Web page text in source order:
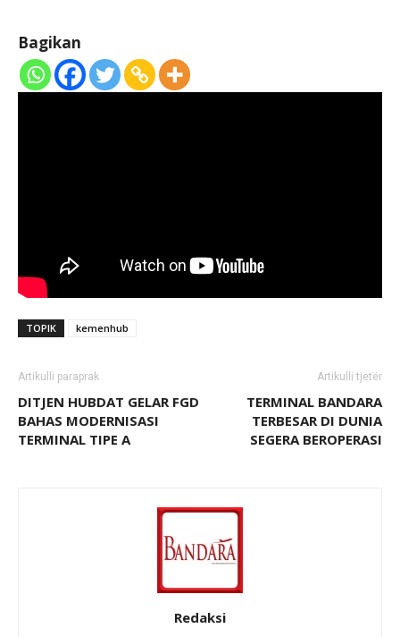
Bagikan
TOPIK kemenhub
Artikulli paraprak
DITJEN HUBDAT GELAR FGD
BAHAS MODERNISASI
TERMINAL TIPE A
Artikulli tjetër
TERMINAL BANDARA
TERBESAR DI DUNIA
SEGERA BEROPERASI
Redaksi